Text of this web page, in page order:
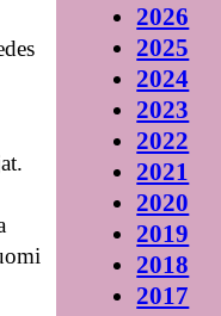
2026
2025
2024
2023
2022
2021
2020
2019
2018
2017